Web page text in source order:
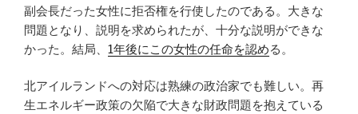
副会長だった女性に拒否権を行使したのである。大きな
問題となり、説明を求められたが、十分な説明ができな
かった。結局、 1年後にこの女性の任命を認める。
北アイルランドへの対応は熟練の政治家でも難しい。再
生エネルギー政策の欠陥で大きな財政問題を抱えている